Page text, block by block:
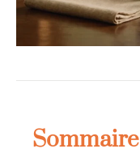
Sommaire